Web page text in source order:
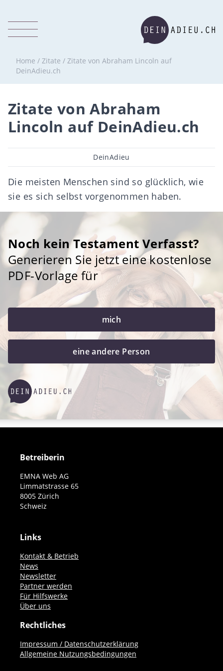
Home / Zitate / Zitate von Abraham Lincoln auf
DeinAdieu.ch
Zitate von Abraham
Lincoln auf DeinAdieu.ch
Beitragsautor
DeinAdieu
Die meisten Menschen sind so glücklich, wie
sie es sich selbst vorgenommen haben.
Noch kein Testament Verfasst?
Generieren Sie jetzt eine kostenlose
PDF-Vorlage für
mich
eine andere Person
Betreiberin
EMNA Web AG
Limmatstrasse 65
8005 Zürich
Schweiz
Links
Kontakt & Betrieb
News
Newsletter
Partner werden
Für Hilfswerke
Über uns
Rechtliches
Impressum / Datenschutzerklärung
Allgemeine Nutzungsbedingungen